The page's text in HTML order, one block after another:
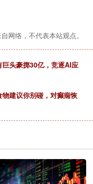
网络，不代表本站观点。
头豪掷30亿，竞逐AI应
建议你别碰，对癫痫恢